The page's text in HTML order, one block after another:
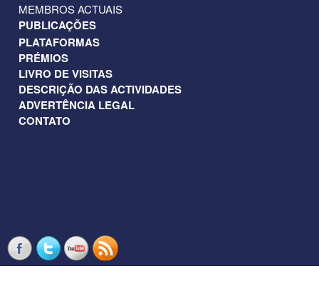
MEMBROS ACTUAIS
PUBLICAÇÕES
PLATAFORMAS
PRÉMIOS
LIVRO DE VISITAS
DESCRIÇÃO DAS ACTIVIDADES
ADVERTÊNCIA LEGAL
CONTATO